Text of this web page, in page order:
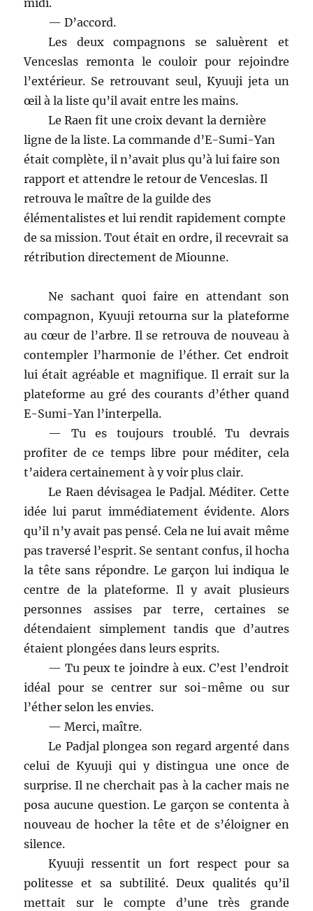
midi.
— D’accord.
Les deux compagnons se saluèrent et
Venceslas remonta le couloir pour rejoindre
l’extérieur. Se retrouvant seul, Kyuuji jeta un
œil à la liste qu’il avait entre les mains.
Le Raen fit une croix devant la dernière
ligne de la liste. La commande d’E-Sumi-Yan
était complète, il n’avait plus qu’à lui faire son
rapport et attendre le retour de Venceslas. Il
retrouva le maître de la guilde des
élémentalistes et lui rendit rapidement compte
de sa mission. Tout était en ordre, il recevrait sa
rétribution directement de Miounne.
Ne sachant quoi faire en attendant son
compagnon, Kyuuji retourna sur la plateforme
au cœur de l’arbre. Il se retrouva de nouveau à
contempler l’harmonie de l’éther. Cet endroit
lui était agréable et magnifique. Il errait sur la
plateforme au gré des courants d’éther quand
E-Sumi-Yan l’interpella.
— Tu es toujours troublé. Tu devrais
profiter de ce temps libre pour méditer, cela
t’aidera certainement à y voir plus clair.
Le Raen dévisagea le Padjal. Méditer. Cette
idée lui parut immédiatement évidente. Alors
qu’il n’y avait pas pensé. Cela ne lui avait même
pas traversé l’esprit. Se sentant confus, il hocha
la tête sans répondre. Le garçon lui indiqua le
centre de la plateforme. Il y avait plusieurs
personnes assises par terre, certaines se
détendaient simplement tandis que d’autres
étaient plongées dans leurs esprits.
— Tu peux te joindre à eux. C’est l’endroit
idéal pour se centrer sur soi-même ou sur
l’éther selon les envies.
— Merci, maître.
Le Padjal plongea son regard argenté dans
celui de Kyuuji qui y distingua une once de
surprise. Il ne cherchait pas à la cacher mais ne
posa aucune question. Le garçon se contenta à
nouveau de hocher la tête et de s’éloigner en
silence.
Kyuuji ressentit un fort respect pour sa
politesse et sa subtilité. Deux qualités qu’il
mettait sur le compte d’une très grande